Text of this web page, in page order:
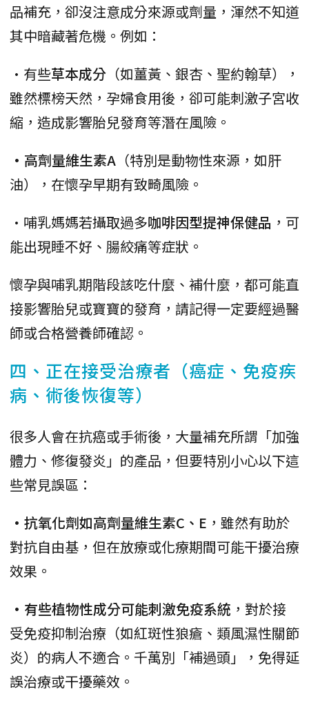
品補充，卻沒注意成分來源或劑量，渾然不知道
其中暗藏著危機。例如：
•有些草本成分 （如薑黃、銀杏、聖約翰草），
雖然標榜天然，孕婦食用後，卻可能刺激子宮收
縮，造成影響胎兒發育等潛在風險。
•高劑量維生素A （特別是動物性來源，如肝
油），在懷孕早期有致畸風險。
•哺乳媽媽若攝取過多咖啡因型提神保健品 ，可
能出現睡不好、腸絞痛等症狀。
懷孕與哺乳期階段該吃什麼、補什麼，都可能直
接影響胎兒或寶寶的發育，請記得一定要經過醫
師或合格營養師確認。
四、正在接受治療者（癌症、免疫疾
病、術後恢復等）
很多人會在抗癌或手術後，大量補充所謂「加強
體力、修復發炎」的產品，但要特別小心以下這
些常見誤區：
•抗氧化劑如高劑量維生素C、E ，雖然有助於
對抗自由基，但在放療或化療期間可能干擾治療
效果。
•有些植物性成分可能刺激免疫系統 ，對於接
受免疫抑制治療（如紅斑性狼瘡、類風濕性關節
炎）的病人不適合。千萬別「補過頭」，免得延
誤治療或干擾藥效。